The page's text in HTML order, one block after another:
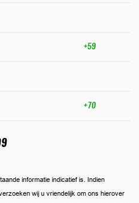
+59
+70
informatie indicatief is. Indien
wij u vriendelijk om ons hierover